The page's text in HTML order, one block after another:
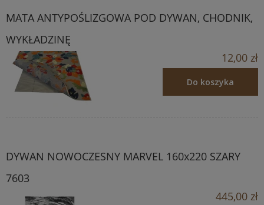
MATA ANTYPOŚLIZGOWA POD DYWAN, CHODNIK,
WYKŁADZINĘ
12,00 zł
Do koszyka
DYWAN NOWOCZESNY MARVEL 160x220 SZARY
7603
445,00 zł